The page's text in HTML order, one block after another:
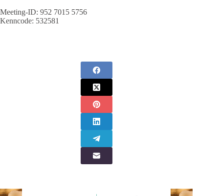
Meeting-ID: 952 7015 5756
Kenncode: 532581